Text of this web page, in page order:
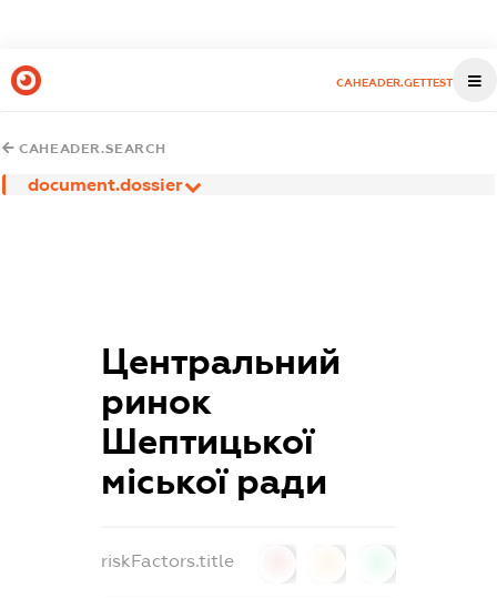
CAHEADER.GETTEST
CAHEADER.SEARCH
document.dossier
Центральний
ринок
Шептицької
міської ради
riskFactors.title